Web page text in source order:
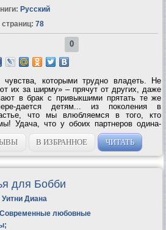
Русский
страниц: 78
0
чувства, которыми трудно владеть. Не
их за ширму» – прячут от других, даже
в брак с привыкшими прятать те же
дается детям... из поколения в
что мы влюбляемся в того, кто
Удача, что у обоих партнеров одина-
по их вине. Поэтому любимые кажутся
Поэтому мы...В ИЗБРАННОЕ ЧИТАТЬ
для Бобби
Уитни Диана
Современные любовные
;